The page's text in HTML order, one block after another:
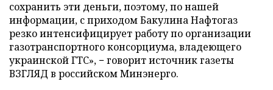
сохранить эти деньги, поэтому, по нашей
информации, с приходом Бакулина Нафтогаз
резко интенсифицирует работу по организации
газотранспортного консорциума, владеющего
украинской ГТС», − говорит источник газеты
ВЗГЛЯД в российском Минэнерго.